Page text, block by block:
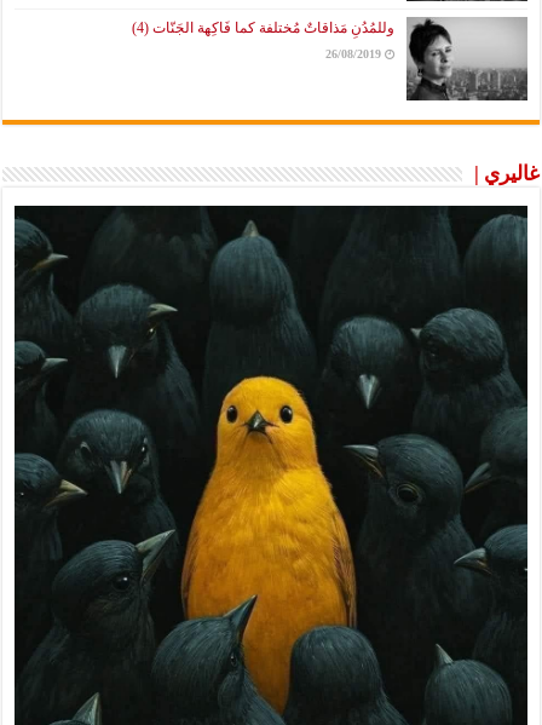
وللمُدُنِ مَذاقاتٌ مُختلفة كما فَاكِهة الجَنّات (4)
26/08/2019
غاليري |